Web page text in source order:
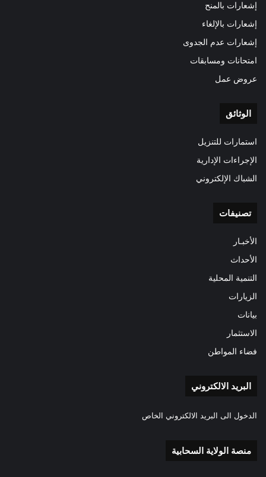
إشعارات بالمنح
إشعارات بالإلغاء
إشعارات عدم الجدوى
امتحانات ومسابقات
عروض عمل
الوثائق
استمارات للتنزيل
الإجراءات الإدارية
الشباك الإلكتروني
تصنيفات
الأخبـار
الأحداث
التنمية المحلية
الزيارات
بيانات
الاستثمار
فضاء المواطن
البريد الالكتروني
الدخول الى البريد الالكتروني الخاص
منصة الولاية السحابية